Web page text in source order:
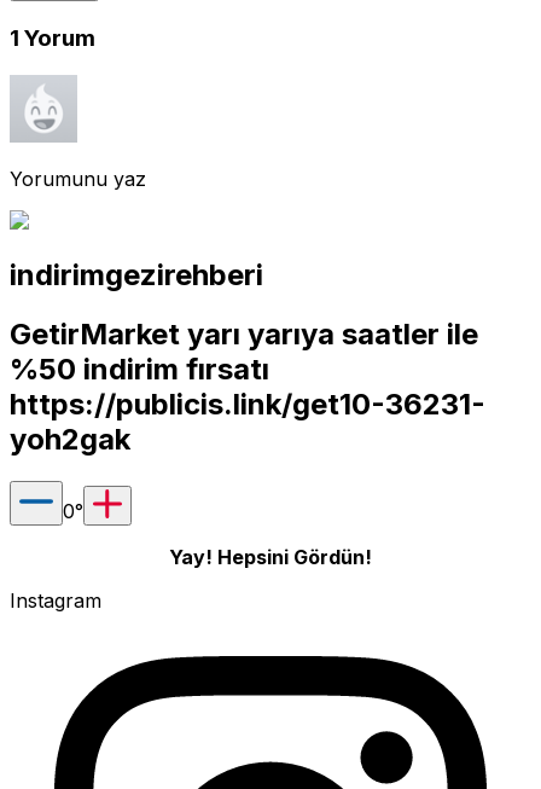
1 Yorum
Yorumunu yaz
indirimgezirehberi
GetirMarket yarı yarıya saatler ile
%50 indirim fırsatı
https://publicis.link/get10-36231-
yoh2gak
0°
Yay! Hepsini Gördün!
Instagram